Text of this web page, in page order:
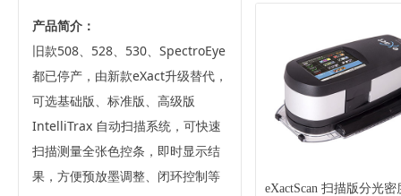
产品简介：
旧款508、528、530、SpectroEye
都已停产，由新款eXact升级替代，
可选基础版、标准版、高级版
IntelliTrax 自动扫描系统，可快速
扫描测量全张色控条，即时显示结
果，方便预放墨调整、闭环控制等
eXactScan 扫描版分光密